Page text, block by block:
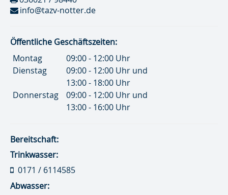
info@tazv-notter.de
Öffentliche Geschäftszeiten:
Montag
09:00 - 12:00 Uhr
Dienstag
09:00 - 12:00 Uhr und
13:00 - 18:00 Uhr
Donnerstag
09:00 - 12:00 Uhr und
13:00 - 16:00 Uhr
Bereitschaft:
Trinkwasser:
0171 / 6114585
Abwasser: